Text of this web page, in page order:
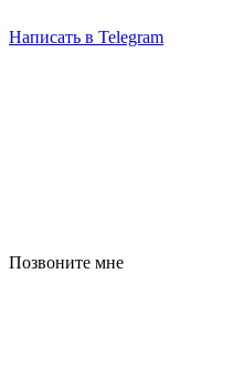
Написать в Telegram
Позвоните мне